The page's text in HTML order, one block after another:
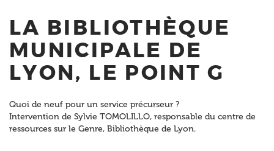
LA BIBLIOTHÈQUE
MUNICIPALE DE
LYON, LE POINT G
Quoi de neuf pour un service précurseur ?
Intervention de Sylvie TOMOLILLO, responsable du centre de
ressources sur le Genre, Bibliothèque de Lyon.